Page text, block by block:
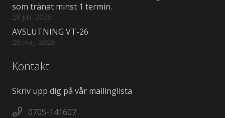
som tränat minst 1 termin.
28 juli, 2026
AVSLUTNING VT-26
26 maj, 2026
Kontakt
Skriv upp dig på vår mailinglista
0705-141607